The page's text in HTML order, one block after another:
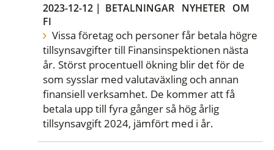
2023-12-12 | BETALNINGAR NYHETER OM
FI
Vissa företag och personer får betala högre
tillsynsavgifter till Finansinspektionen nästa
år. Störst procentuell ökning blir det för de
som sysslar med valutaväxling och annan
finansiell verksamhet. De kommer att få
betala upp till fyra gånger så hög årlig
tillsynsavgift 2024, jämfört med i år.